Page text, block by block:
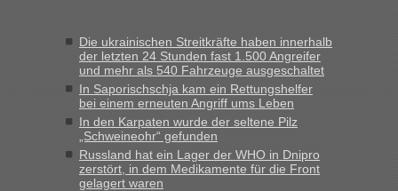
Milliarden aufgedeckt
„Kein Zoll. Du musst an sich nur sagen dass das privat ist
und du nicht damit handeln willst. So lange das nicht
Originalverpackt ist und ersichlich das nicht neu sollte es
keine Probleme geben“
Recht, Visa und Dokumente • Deklaration
gebrauchter Kleidung beim Zoll
Die ukrainischen Streitkräfte haben innerhalb
der letzten 24 Stunden fast 1.500 Angreifer
und mehr als 540 Fahrzeuge ausgeschaltet
In Saporischschja kam ein Rettungshelfer
bei einem erneuten Angriff ums Leben
In den Karpaten wurde der seltene Pilz
„Schweineohr“ gefunden
Russland hat ein Lager der WHO in Dnipro
zerstört, in dem Medikamente für die Front
gelagert waren